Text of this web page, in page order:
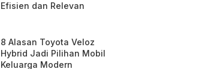
Efisien dan Relevan
8 Alasan Toyota Veloz
Hybrid Jadi Pilihan Mobil
Keluarga Modern